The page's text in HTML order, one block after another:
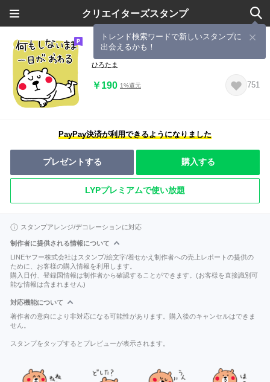
クリエイターズスタンプ
トレンド検索ワードで新しいスタンプに
出会えるかも！
くまさんのゆるーい休日
ひろたま
￥190 1%還元 751
PayPay決済が利用できるようになりました
プレゼントする 購入する
LYPプレミアムで使い放題
スタンプアレンジ/デコレーションに対応
制作者に提供される情報について
LINEヤフー株式会社はスタンプ/絵文字/着せかえ制作者への売上レポートの提供の
ために、お客様の購入情報を利用します。
購入日付、登録国情報は制作者から確認することができます。(お客様を直接識別可
能な情報は含まれません)
対応機能について
著作者の意向により非対応になる可能性があります。購入後のキャンセルはできま
せん。
スタンプをタップするとプレビューが表示されます。